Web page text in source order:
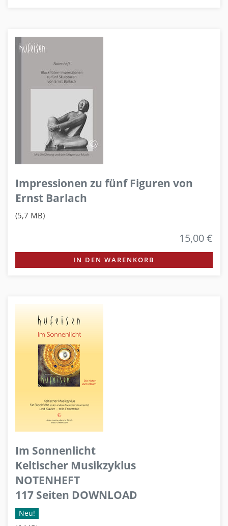
Impressionen zu fünf Figuren von
Ernst Barlach
(5,7 MB)
15,00 €
IN DEN WARENKORB
Im Sonnenlicht
Keltischer Musikzyklus
NOTENHEFT
117 Seiten DOWNLOAD
Neu!